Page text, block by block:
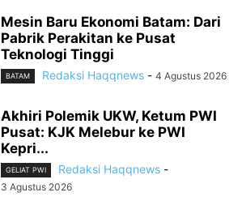
Mesin Baru Ekonomi Batam: Dari
Pabrik Perakitan ke Pusat
Teknologi Tinggi
BATAM Redaksi Haqqnews - 4 Agustus 2026
Akhiri Polemik UKW, Ketum PWI
Pusat: KJK Melebur ke PWI
Kepri...
GELIAT PWI Redaksi Haqqnews -
3 Agustus 2026